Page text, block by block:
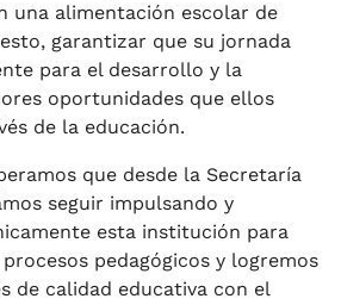
una alimentación escolar de
garantizar que su jornada
para el desarrollo y la
oportunidades que ellos
de la educación.
que desde la Secretaría
seguir impulsando y
esta institución para
pedagógicos y logremos
de calidad educativa con el